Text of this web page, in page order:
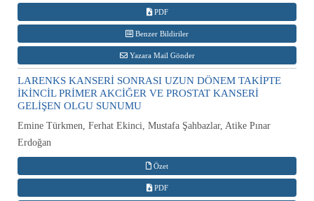
PDF
Benzer Bildiriler
Yazara Mail Gönder
LARENKS KANSERİ SONRASI UZUN DÖNEM TAKİPTE
İKİNCİL PRİMER AKCİĞER VE PROSTAT KANSERİ
GELİŞEN OLGU SUNUMU
Emine Türkmen, Ferhat Ekinci, Mustafa Şahbazlar, Atike Pınar
Erdoğan
Özet
PDF